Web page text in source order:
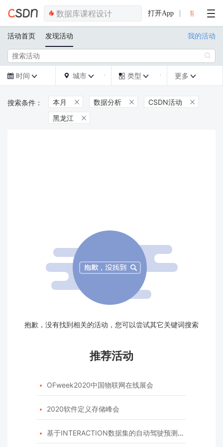
打开App
活动首页 发现活动 我的活动

 时间   城市   类型  更多 
本月  数据分析  CSDN活动 
黑龙江 
抱歉，没有找到相关的活动，您可以尝试其它关键词搜索
推荐活动
 OFweek2020中国物联网在线展会
 2020软件定义存储峰会
 基于INTERACTION数据集的自动驾驶预测模型挑战赛